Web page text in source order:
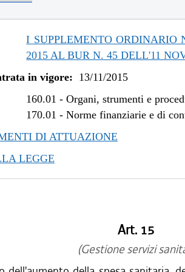
al 31/12/2018
al 07/11/2018
2017 al 28/03/2018
al 31/05/2017
al 08/01/2017
2016 al 12/08/2016
al 12/01/2016
I SUPPLEMENTO ORDINARIO
2015 AL BUR N. 45 DELL'11
in vigore: 13/11/2015
160.01 -Organi, strumenti e
170.01 -Norme finanziarie e di
DI ATTUAZIONE
LEGGE
Art. 15
(Gestione servizi